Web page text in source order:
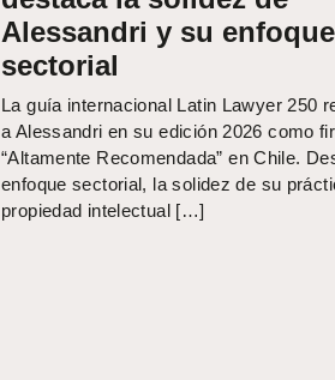
Alessandri y su enfoque
sectorial
La guía internacional Latin Lawyer 250
a Alessandri en su edición 2026 como
“Altamente Recomendada” en Chile.
enfoque sectorial, la solidez de su
propiedad intelectual […]